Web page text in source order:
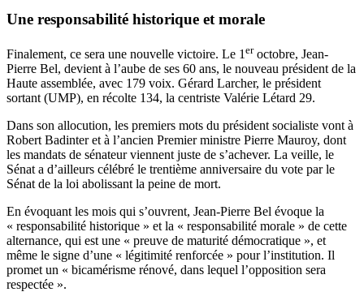
Une responsabilité historique et morale
Finalement, ce sera une nouvelle victoire. Le 1 eroctobre, Jean-
Pierre Bel, devient à l’aube de ses 60 ans, le nouveau président de la
Haute assemblée, avec 179 voix. Gérard Larcher, le président
sortant (UMP), en récolte 134, la centriste Valérie Létard 29.
Dans son allocution, les premiers mots du président socialiste vont à
Robert Badinter et à l’ancien Premier ministre Pierre Mauroy, dont
les mandats de sénateur viennent juste de s’achever. La veille, le
Sénat a d’ailleurs célébré le trentième anniversaire du vote par le
Sénat de la loi abolissant la peine de mort.
En évoquant les mois qui s’ouvrent, Jean-Pierre Bel évoque la
« responsabilité historique » et la « responsabilité morale » de cette
alternance, qui est une « preuve de maturité démocratique », et
même le signe d’une « légitimité renforcée » pour l’institution. Il
promet un « bicamérisme rénové, dans lequel l’opposition sera
respectée ».